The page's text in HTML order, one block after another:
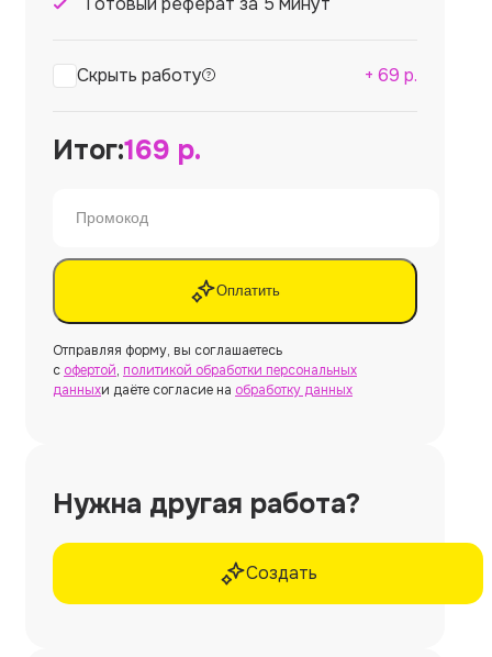
Скрыть работу + 69 р.
Итог:169 р.
Оплатить
Отправляя форму, вы соглашаетесь
с офертой, политикой обработки персональных
данныхи даёте согласие на обработку данных
Нужна другая работа?
Создать